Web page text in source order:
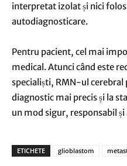
interpretat izolat și nici
autodiagnosticare.
Pentru pacient, cel mai
medical. Atunci când este
specialiști, RMN-ul
diagnostic mai precis și la
un mod sigur, responsabil
ETICHETE glioblastom